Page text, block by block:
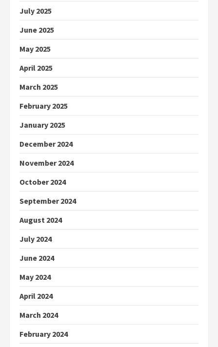
July 2025
June 2025
May 2025
April 2025
March 2025
February 2025
January 2025
December 2024
November 2024
October 2024
September 2024
August 2024
July 2024
June 2024
May 2024
April 2024
March 2024
February 2024